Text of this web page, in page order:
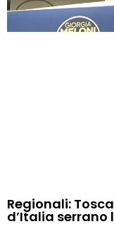
Regionali:
d’Italia serrano